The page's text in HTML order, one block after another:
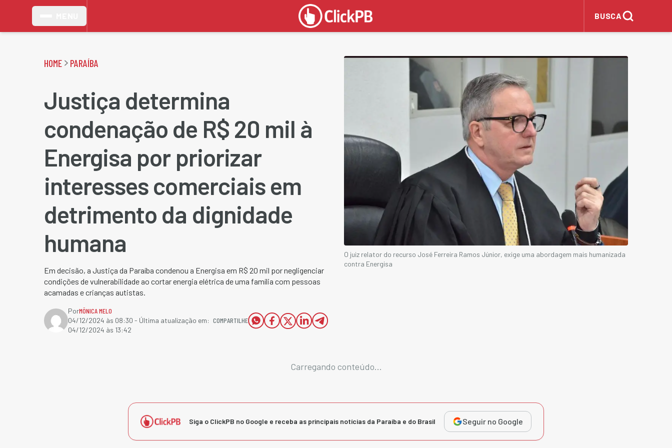
BUSCA
HOME PARAÍBA
Justiça determina
condenação de R$ 20 mil à
Energisa por priorizar
interesses comerciais em
detrimento da dignidade
humana
Em decisão, a Justiça da Paraíba condenou a Energisa em R$ 20 mil por negligenciar
condições de vulnerabilidade ao cortar energia elétrica de uma família com pessoas
acamadas e crianças autistas.
PorMÔNICA MELO
04/12/2024 às 08:30 - Última atualização em:
04/12/2024 às 13:42
COMPARTILHE
O juiz relator do recurso José Ferreira Ramos Júnior, exige uma abordagem mais humanizada
contra Energisa
Carregando conteúdo...
Siga o ClickPB no Google e receba as principais notícias da Paraíba e do Brasil Seguir no Google